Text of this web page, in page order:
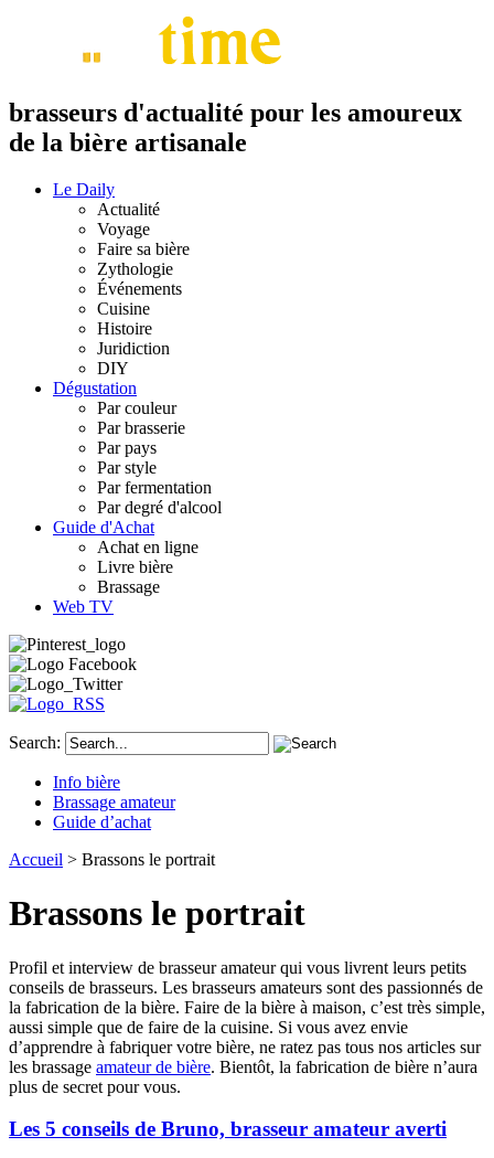
brasseurs d'actualité pour les amoureux
de la bière artisanale
Le Daily
Actualité
Voyage
Faire sa bière
Zythologie
Événements
Cuisine
Histoire
Juridiction
DIY
Dégustation
Par couleur
Par brasserie
Par pays
Par style
Par fermentation
Par degré d'alcool
Guide d'Achat
Achat en ligne
Livre bière
Brassage
Web TV
Search:
Info bière
Brassage amateur
Guide d’achat
Accueil > Brassons le portrait
Brassons le portrait
Profil et interview de brasseur amateur qui vous livrent leurs petits
conseils de brasseurs. Les brasseurs amateurs sont des passionnés de
la fabrication de la bière. Faire de la bière à maison, c’est très simple,
aussi simple que de faire de la cuisine. Si vous avez envie
d’apprendre à fabriquer votre bière, ne ratez pas tous nos articles sur
les brassage amateur de bière. Bientôt, la fabrication de bière n’aura
plus de secret pour vous.
Les 5 conseils de Bruno, brasseur amateur averti